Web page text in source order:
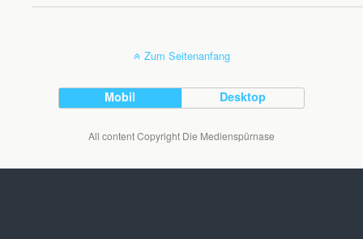
Zum Seitenanfang
Mobil Desktop
All content Copyright Die Medienspürnase